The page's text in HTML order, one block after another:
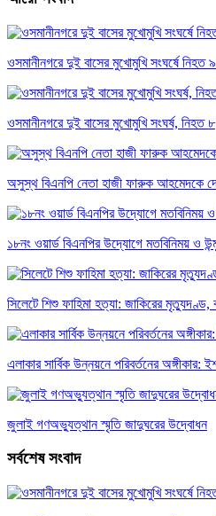
ওসমানীনগরে দুই বাসের মুখোমুখি সংঘর্ষে
ওসমানীনগরে দুই বাসের মুখোমুখি সংঘর্ষ, নিহত ৮
অসুস্থ বিএনপি নেতা হাজী ফারুক আহমেদকে
১৮নং ওয়ার্ড বিএনপির উদ্যোগে মতবিনিময় ও
সিলেটে শিশু ফাহিমা হত্যা: জাকিরের মৃত্যুদণ্ড,
এলাকার সার্বিক উন্নয়নে পরিবর্তনের অঙ্গীকার:
জুলাই গণঅভ্যুত্থান স্মৃতি জাদুঘরের উদ্বোধন
সর্বশেষ সংবাদ